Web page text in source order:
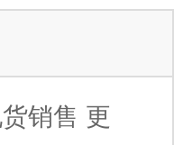
销售 更